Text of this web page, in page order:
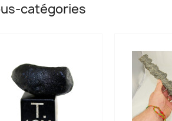
catégories